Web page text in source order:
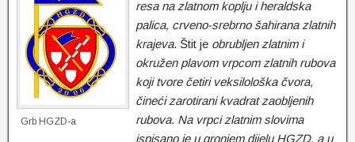
Grb HGZD-a
resa na zlatnom koplju i heraldska
palica, crveno-srebrno šahirana zlatnih
krajeva. Štit je obrubljen zlatnim i
okružen plavom vrpcom zlatnih rubova
koji tvore četiri veksilološka čvora,
čineći zarotirani kvadrat zaobljenih
rubova. Na vrpci zlatnim slovima
ispisano je u gronjem dijelu HGZD, a u